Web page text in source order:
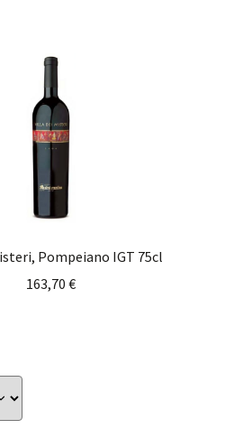
Pompeiano IGT 75cl
163,70 €